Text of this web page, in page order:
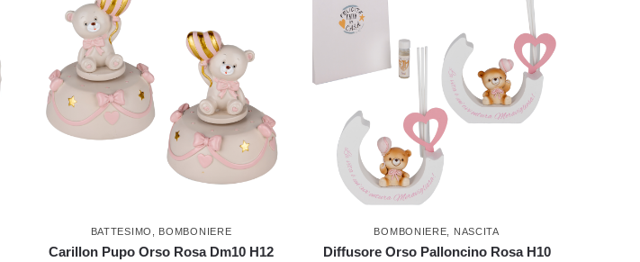
BATTESIMO BOMBONIERE
Carillon Pupo Orso Rosa Dm10 H12
BOMBONIERE NASCITA
Diffusore Orso Palloncino Rosa H10